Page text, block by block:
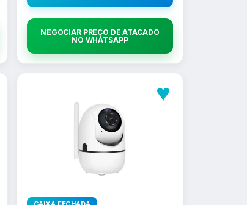
NEGOCIAR PREÇO DE ATACADO
NO WHATSAPP
♥